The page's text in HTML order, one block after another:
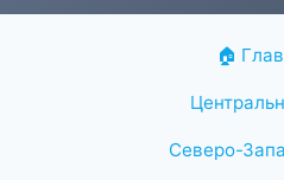
🏠
Северо-